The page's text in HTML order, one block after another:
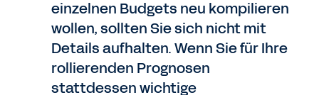
einzelnen Budgets neu kompilieren
wollen, sollten Sie sich nicht mit
Details aufhalten. Wenn Sie für Ihre
rollierenden Prognosen
stattdessen wichtige